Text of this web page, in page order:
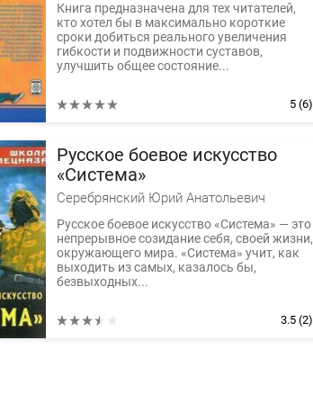
Книга предназначена для тех читателей,
кто хотел бы в максимально короткие
сроки добиться реального увеличения
гибкости и подвижности суставов,
улучшить общее состояние...
5 (6)
Русское боевое искусство
«Система»
Серебрянский Юрий Анатольевич
Русское боевое искусство «Система» — это
непрерывное созидание себя, своей жизни,
окружающего мира. «Система» учит, как
выходить из самых, казалось бы,
безвыходных...
3.5 (2)